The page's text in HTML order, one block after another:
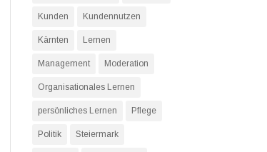
Kunden Kundennutzen
Kärnten Lernen
Management Moderation
Organisationales Lernen
persönliches Lernen Pflege
Politik Steiermark